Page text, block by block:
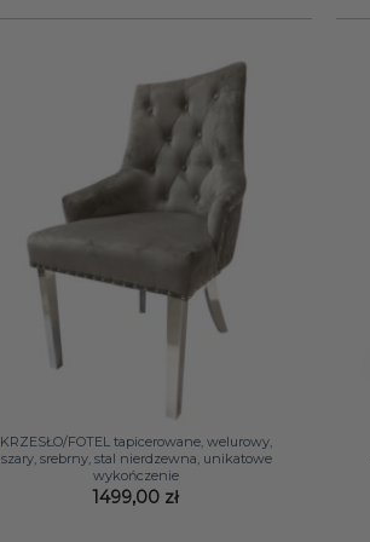
KRZESŁO/FOTEL tapicerowane, welurowy,
szary, srebrny, stal nierdzewna, unikatowe
wykończenie
1499,00 zł